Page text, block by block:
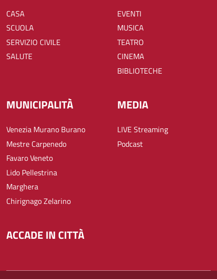
CASA
SCUOLA
SERVIZIO CIVILE
SALUTE
EVENTI
MUSICA
TEATRO
CINEMA
BIBLIOTECHE
MUNICIPALITÀ
Venezia Murano Burano
Mestre Carpenedo
Favaro Veneto
Lido Pellestrina
Marghera
Chirignago Zelarino
MEDIA
LIVE Streaming
Podcast
ACCADE IN CITTÀ